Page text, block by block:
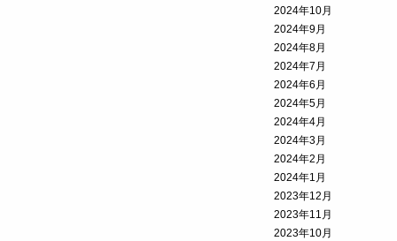
2024年10月
2024年9月
2024年8月
2024年7月
2024年6月
2024年5月
2024年4月
2024年3月
2024年2月
2024年1月
2023年12月
2023年11月
2023年10月